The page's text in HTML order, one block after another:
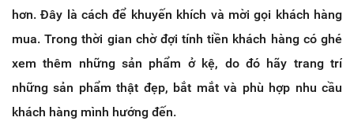
hơn. Đây là cách để khuyến khích và mời gọi khách hàng
mua. Trong thời gian chờ đợi tính tiền khách hàng có ghé
xem thêm những sản phẩm ở kệ, do đó hãy trang trí
những sản phẩm thật đẹp, bắt mắt và phù hợp nhu cầu
khách hàng mình hướng đến.